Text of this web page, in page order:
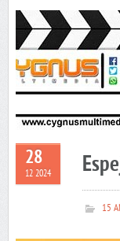
28
12 2024
15